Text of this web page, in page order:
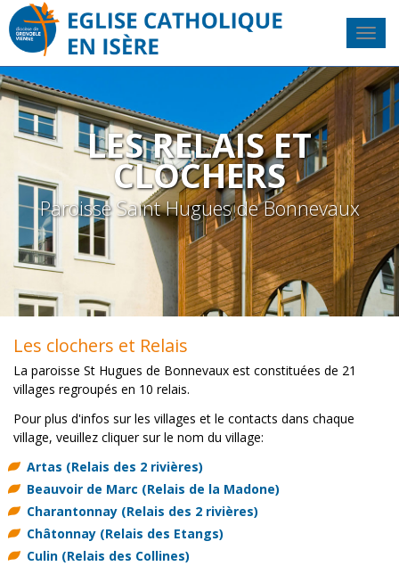
LES RELAIS ET
CLOCHERS
Paroisse Saint Hugues de Bonnevaux
Les clochers et Relais
La paroisse St Hugues de Bonnevaux est constituées de 21
villages regroupés en 10 relais.
Pour plus d'infos sur les villages et le contacts dans chaque
village, veuillez cliquer sur le nom du village:
Artas (Relais des 2 rivières)
Beauvoir de Marc (Relais de la Madone)
Charantonnay (Relais des 2 rivières)
Châtonnay (Relais des Etangs)
Culin (Relais des Collines)